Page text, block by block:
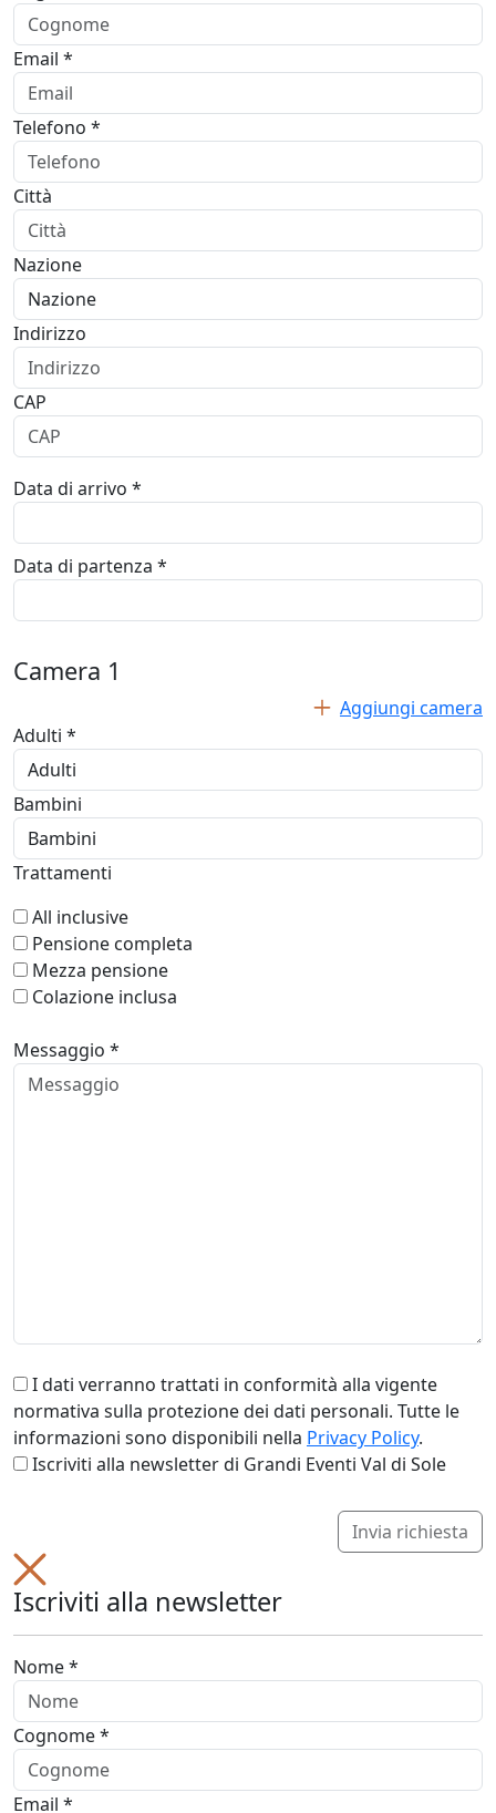
Email *
Telefono *
Città
Nazione
Indirizzo
CAP
Data di arrivo *
Data di partenza *
Camera 1
Aggiungi camera
Adulti *
Bambini
Trattamenti
All inclusive
Pensione completa
Mezza pensione
Colazione inclusa
Messaggio *
I dati verranno trattati in conformità alla vigente
normativa sulla protezione dei dati personali. Tutte le
informazioni sono disponibili nella Privacy Policy.
Iscriviti alla newsletter di Grandi Eventi Val di Sole
Invia richiesta
Iscriviti alla newsletter
Nome *
Cognome *
Email *